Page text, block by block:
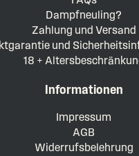
Dampfneuling?
Zahlung und Versand
und
18 +
Informationen
Impressum
AGB
Widerrufsbelehrung